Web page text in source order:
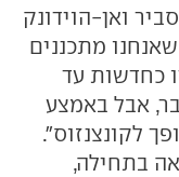
ואן-הוידונק
מתכננים
2025-2026, ויחיו כחדשות עד
אבל באמצע
לקונצנזוס".
בתחילה,